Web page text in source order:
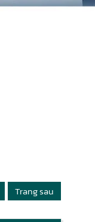
Trang sau